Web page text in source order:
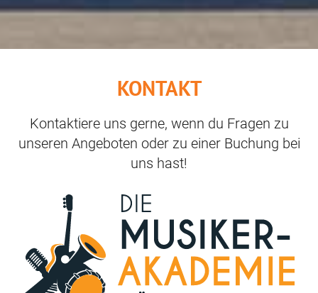
KONTAKT
Kontaktiere uns gerne, wenn du Fragen zu
unseren Angeboten oder zu einer Buchung bei
uns hast!